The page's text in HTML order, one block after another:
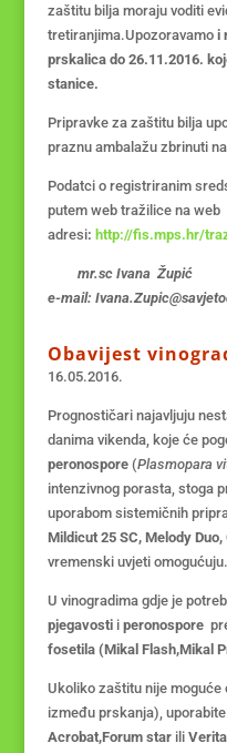
zaštitu bilja moraju voditi
tretiranjima.Upozoravamo i
prskalica do 26.11.2016.
stanice.
Pripravke za zaštitu bilja
praznu ambalažu zbrinuti
Podatci o registriranim
putem web tražilice na web
adresi: http://fis.mps.hr/
mr.sc Ivana Župić
e-mail:
Obavijest
16.05.2016.
Prognostičari najavljuju
danima vikenda, koje će
peronospore (Plasmopara
intenzivnog porasta, stoga
uporabom sistemičnih
Mildicut 25 SC, Melody Duo,
vremenski uvjeti omogućuju.
U vinogradima gdje je
pjegavostii peronospore
fosetila (Mikal Flash,Mikal
Ukoliko zaštitu nije
između prskanja),
Acrobat,Forum star ili